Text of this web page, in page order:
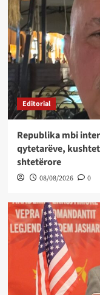
Editorial
Republika mbi
qytetarëve,
shtetërore
08/08/2026 0